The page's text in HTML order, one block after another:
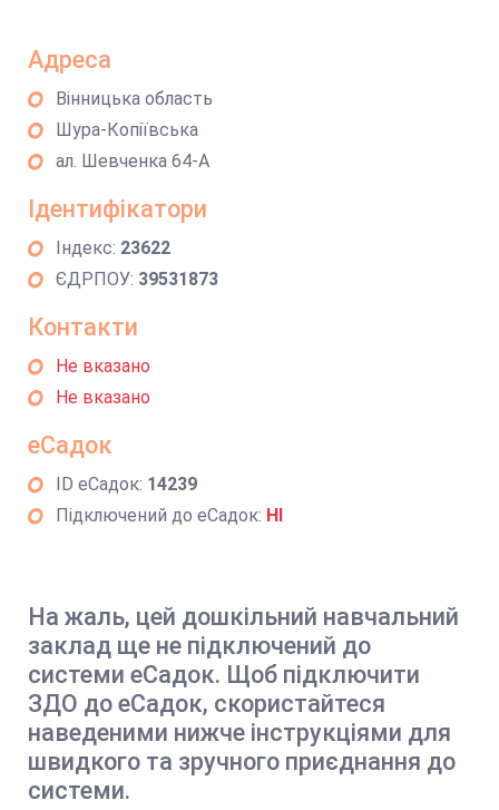
Адреса
Вінницька область
Шура-Копіївська
ал. Шевченка 64-А
Ідентифікатори
Індекс: 23622
ЄДРПОУ: 39531873
Контакти
Не вказано
Не вказано
еСадок
ID еСадок: 14239
Підключений до еСадок: НІ
На жаль, цей дошкільний навчальний
заклад ще не підключений до
системи еСадок. Щоб підключити
ЗДО до еСадок, скористайтеся
наведеними нижче інструкціями для
швидкого та зручного приєднання до
системи.